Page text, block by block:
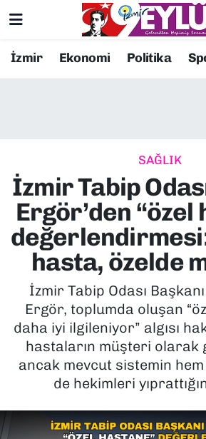
İzmir Ekonomi Politika
SAĞLIK
İzmir Tabip
Ergör’den “özel
hasta, özelde
İzmir Tabip Odası
Ergör, toplumda oluşan
daha iyi ilgileniyor” algısı
hastaların müşteri olarak
ancak mevcut sistemin
de hekimleri
Resmi İlanlar
EKONOMİ
KÜLTÜR SANAT
MAGAZİN
POLİTİKA
SAĞLIK
SPOR
TEKNOLOJİ
Konak Nöbetçi Eczaneler
Süper Lig Puan Durumu ve
Tüm Manşetler
Son Dakika Haberleri
Haber Arşivi